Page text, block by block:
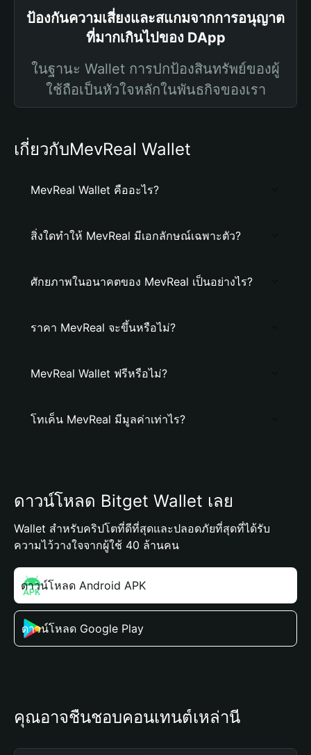
ป้องกันความเสี่ยงและสแกมจากการอนุญาต
ที่มากเกินไปของ DApp
ในฐานะ Wallet การปกป้องสินทรัพย์ของผู้
ใช้ถือเป็นหัวใจหลักในพันธกิจของเรา
เกี่ยวกับMevReal Wallet
MevReal Wallet คืออะไร?
สิ่งใดทำให้ MevReal มีเอกลักษณ์เฉพาะตัว?
ศักยภาพในอนาคตของ MevReal เป็นอย่างไร?
ราคา MevReal จะขึ้นหรือไม่?
MevReal Wallet ฟรีหรือไม่?
โทเค็น MevReal มีมูลค่าเท่าไร?
ดาวน์โหลด Bitget Wallet เลย
Wallet สำหรับคริปโตที่ดีที่สุดและปลอดภัยที่สุดที่ได้รับ
ความไว้วางใจจากผู้ใช้ 40 ล้านคน
ดาวน์โหลด Android APK
ดาวน์โหลด Google Play
คุณอาจชื่นชอบคอนเทนต์เหล่านี้